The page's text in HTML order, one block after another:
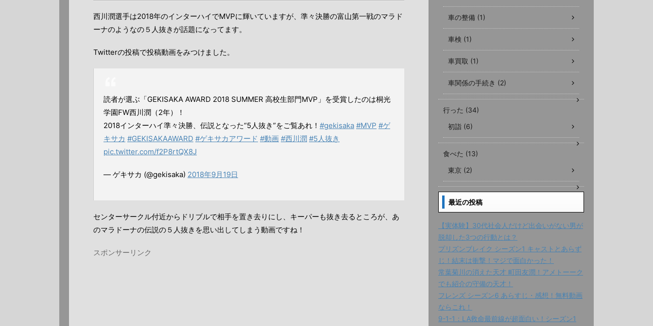
西川潤選手は2018年のインターハイでMVPに輝いていますが、準々決勝の富山第一戦のマラド
ーナのようなの５人抜きが話題になってます。
Twitterの投稿で投稿動画をみつけました。
読者が選ぶ「GEKISAKA AWARD 2018 SUMMER 高校生部門MVP」を受賞したのは桐光
学園FW西川潤（2年）！
2018インターハイ準々決勝、伝説となった“5人抜き”をご覧あれ！ #gekisaka #MVP #ゲ
キサカ #GEKISAKAAWARD #ゲキサカアワード #動画 #西川潤 #5人抜き
pic.twitter.com/f2P8rtQX8J
— ゲキサカ (@gekisaka) 2018年9月19日
センターサークル付近からドリブルで相手を置き去りにし、キーパーも抜き去るところが、あ
のマラドーナの伝説の５人抜きを思い出してしまう動画ですね！
スポンサーリンク
車の整備 (1)
車検 (1)
車買取 (1)
車関係の手続き (2)
行った (34)
初詣 (6)
食べた (13)
東京 (2)
最近の投稿
【実体験】30代社会人だけど出会いがない男が
脱却した3つの行動とは？
プリズンブレイク シーズン1 キャストとあらず
じ！結末は衝撃！マジで面白かった！
常葉菊川の消えた天才 町田友潤！アメトーーク
でも紹介の守備の天才！
フレンズ シーズン6 あらすじ・感想！無料動画
ならこれ！
9-1-1：LA救命最前線が超面白い！シーズン1